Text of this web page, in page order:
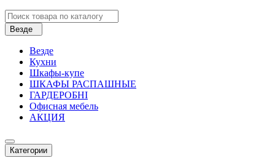
Везде
Везде
Кухни
Шкафы-купе
ШКАФЫ РАСПАШНЫЕ
ГАРДЕРОБНІ
Офисная мебель
АКЦИЯ
Категории